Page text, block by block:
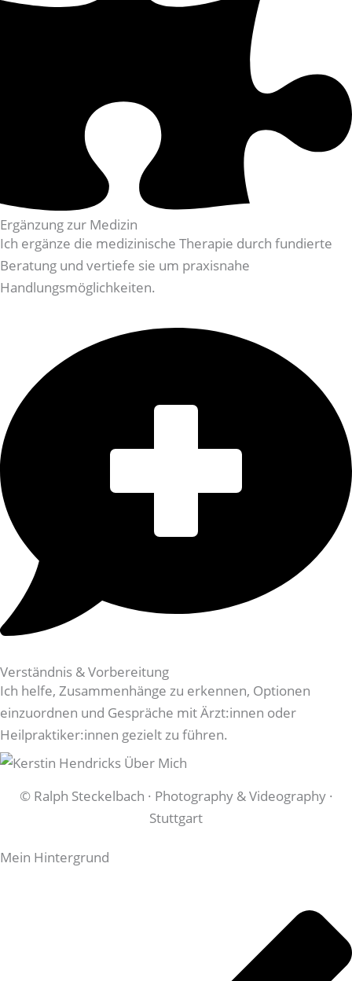
Ergänzung zur Medizin
Ich ergänze die medizinische Therapie durch fundierte
Beratung und vertiefe sie um praxisnahe
Handlungsmöglichkeiten.
Verständnis & Vorbereitung
Ich helfe, Zusammenhänge zu erkennen, Optionen
einzuordnen und Gespräche mit Ärzt:innen oder
Heilpraktiker:innen gezielt zu führen.
© Ralph Steckelbach · Photography & Videography ·
Stuttgart
Mein Hintergrund